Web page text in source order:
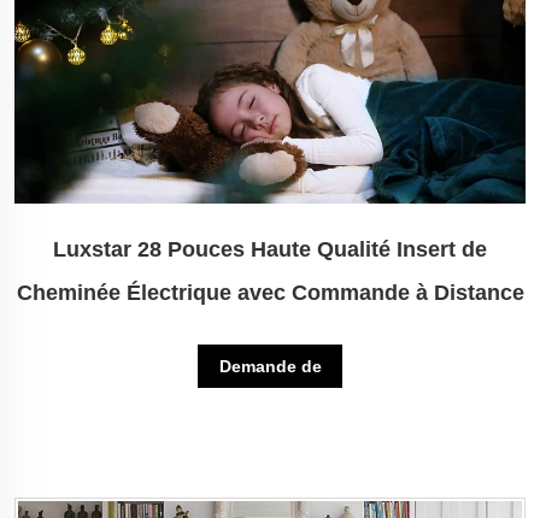
Luxstar 28 Pouces Haute Qualité Insert de
Cheminée Électrique avec Commande à Distance
Demande de